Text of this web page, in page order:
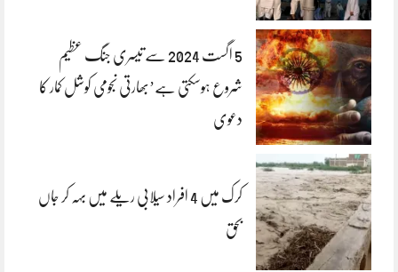
5 اگست 2024 سے تیسری جنگ عظیم
شروع ہوسکتی ہے’بھارتی نجومی کوشل کمار کا
دعوی
کرک میں 4 افراد سیلابی ریلے میں بہہ کر جاں
بحق